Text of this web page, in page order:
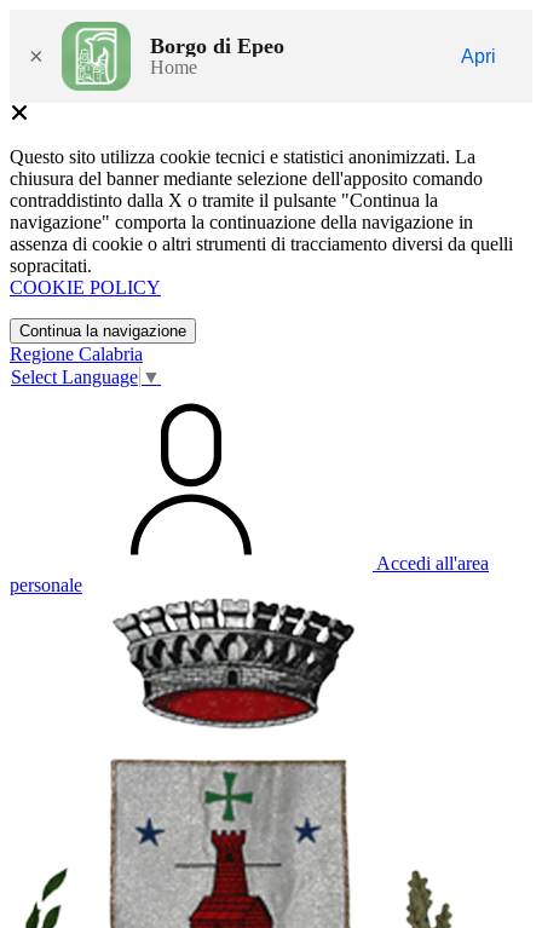
× Borgo di Epeo
Home
Apri
Questo sito utilizza cookie tecnici e statistici anonimizzati. La
chiusura del banner mediante selezione dell'apposito comando
contraddistinto dalla X o tramite il pulsante "Continua la
navigazione" comporta la continuazione della navigazione in
assenza di cookie o altri strumenti di tracciamento diversi da quelli
sopracitati.
COOKIE POLICY
Continua la navigazione
Regione Calabria
Select Language ▼
Accedi all'area
personale